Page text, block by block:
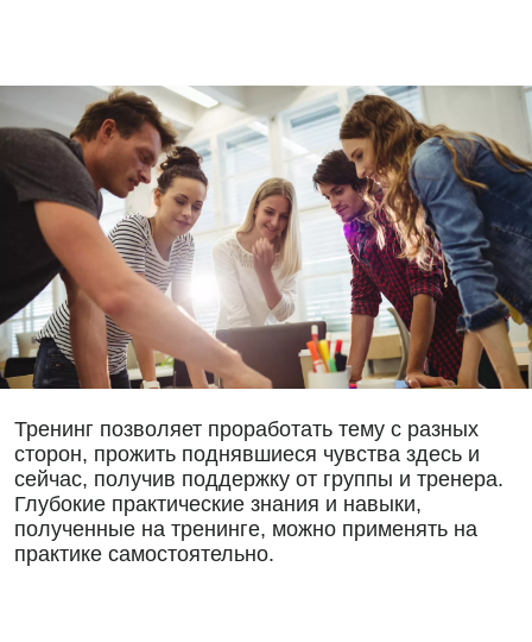
Тренинг позволяет проработать тему с разных
сторон, прожить поднявшиеся чувства здесь и
сейчас, получив поддержку от группы и тренера.
Глубокие практические знания и навыки,
полученные на тренинге, можно применять на
практике самостоятельно.